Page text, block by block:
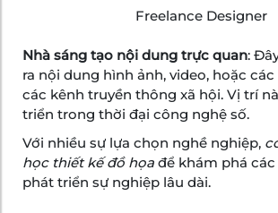
Freelance Designer
Nhà sáng tạo nội dung trực quan:
ra nội dung hình ảnh, video, hoặc
các kênh truyền thông xã hội. Vị trí
triển trong thời đại công nghệ số.
Với nhiều sự lựa chọn nghề nghiệp,
học thiết kế đồ họa để khám phá
phát triển sự nghiệp lâu dài.